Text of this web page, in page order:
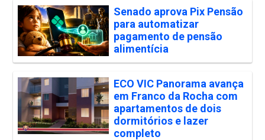
Senado aprova Pix Pensão
para automatizar
pagamento de pensão
alimentícia
ECO VIC Panorama avança
em Franco da Rocha com
apartamentos de dois
dormitórios e lazer
completo